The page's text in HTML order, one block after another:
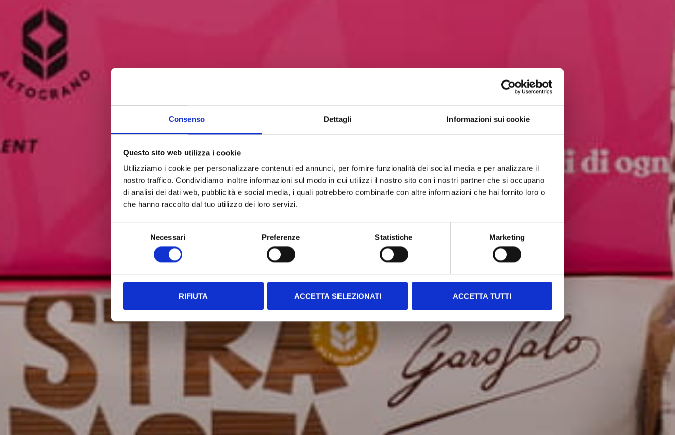
Consenso Dettagli Informazioni sui cookie
Questo sito web utilizza i cookie
Utilizziamo i cookie per personalizzare contenuti ed annunci, per fornire funzionalità dei social media e per analizzare il
nostro traffico. Condividiamo inoltre informazioni sul modo in cui utilizzi il nostro sito con i nostri partner che si occupano
di analisi dei dati web, pubblicità e social media, i quali potrebbero combinarle con altre informazioni che hai fornito loro o
che hanno raccolto dal tuo utilizzo dei loro servizi.
Necessari Preferenze Statistiche Marketing
RIFIUTA ACCETTA SELEZIONATI ACCETTA TUTTI